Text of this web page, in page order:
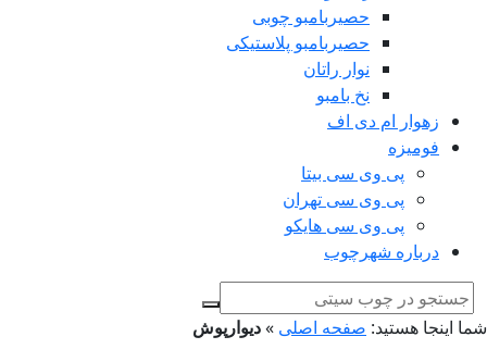
حصیربامبو چوبی
حصیربامبو پلاستیکی
نوار راتان
نخ بامبو
زهوار ام دی اف
فومیزه
پی وی سی بیتا
پی وی سی تهران
پی وی سی هایکو
درباره شهرچوب
اینجا هستید:صفحه اصلی» دیوارپوش